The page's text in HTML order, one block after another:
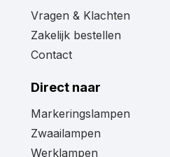
Vragen & Klachten
Zakelijk bestellen
Contact
Direct naar
Markeringslampen
Zwaailampen
Werklampen